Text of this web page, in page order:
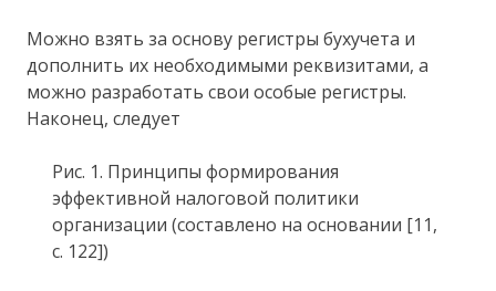
Можно взять за основу регистры бухучета и
дополнить их необходимыми реквизитами, а
можно разработать свои особые регистры.
Наконец, следует
Рис. 1. Принципы формирования
эффективной налоговой политики
организации (составлено на основании [11,
с. 122])